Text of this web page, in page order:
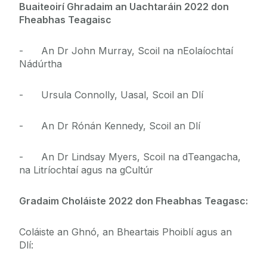
Buaiteoirí Ghradaim an Uachtaráin 2022 don
Fheabhas Teagaisc
- An Dr John Murray, Scoil na nEolaíochtaí
Nádúrtha
- Ursula Connolly, Uasal, Scoil an Dlí
- An Dr Rónán Kennedy, Scoil an Dlí
- An Dr Lindsay Myers, Scoil na dTeangacha,
na Litríochtaí agus na gCultúr
Gradaim Choláiste 2022 don Fheabhas Teagasc:
Coláiste an Ghnó, an Bheartais Phoiblí agus an
Dlí: